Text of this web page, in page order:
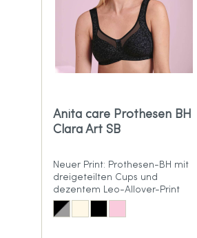
Anita care Prothesen BH
Clara Art SB
Neuer Print: Prothesen-BH mit
dreigeteilten Cups und
dezentem Leo-Allover-Print